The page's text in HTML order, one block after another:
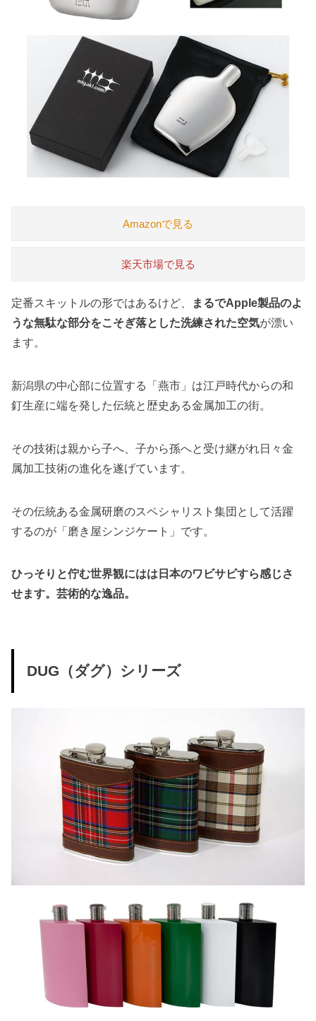
Amazonで見る
楽天市場で見る
定番スキットルの形ではあるけど、
まるでApple製品のよ
うな無駄な部分をこそぎ落とした洗練された空気が漂い
ます。
新潟県の中心部に位置する「燕市」は江戸時代からの和
釘生産に端を発した伝統と歴史ある金属加工の街。
その技術は親から子へ、子から孫へと受け継がれ日々金
属加工技術の進化を遂げています。
その伝統ある金属研磨のスペシャリスト集団として活躍
するのが「磨き屋シンジケート」です。
ひっそりと佇む世界観にはは日本のワビサビすら感じさ
せます。芸術的な逸品。
DUG（ダグ）シリーズ